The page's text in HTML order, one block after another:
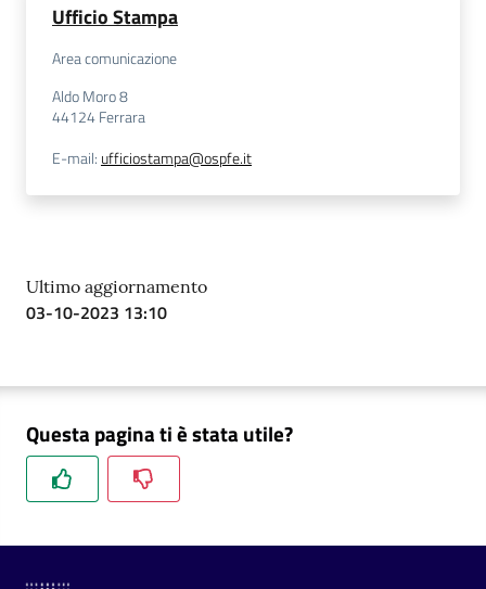
Ufficio Stampa
Area comunicazione
Aldo Moro 8
44124Ferrara
E-mail: ufficiostampa@ospfe.it
Ultimo aggiornamento
03-10-2023 13:10
Questa pagina ti è stata utile?